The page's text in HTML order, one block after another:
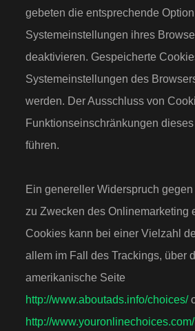
gebeten die entsprechende
Systemeinstellungen ihres
deaktivieren. Gespeicherte
Systemeinstellungen des
werden. Der Ausschluss von
Funktionseinschränkungen
führen.
Ein genereller Widerspruch
zu Zwecken des Onlinemarketing
Cookies kann bei einer Vielzahl
allem im Fall des Trackings, über
amerikanische Seite
http://www.aboutads.info/choices/
http://www.youronlinechoices.com/